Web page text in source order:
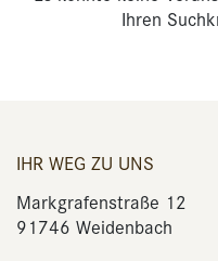
Ihren
IHR WEG ZU UNS
Markgrafenstraße 12
91746 Weidenbach